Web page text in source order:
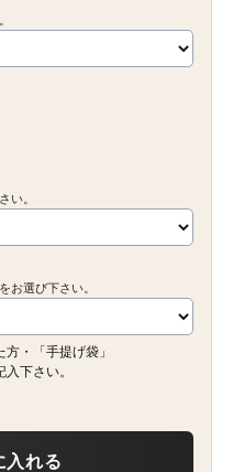
い。
お選び下さい。
・「手提げ袋」
入下さい。
入れる